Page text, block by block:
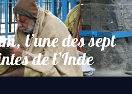
l’une des sept
de l’Inde